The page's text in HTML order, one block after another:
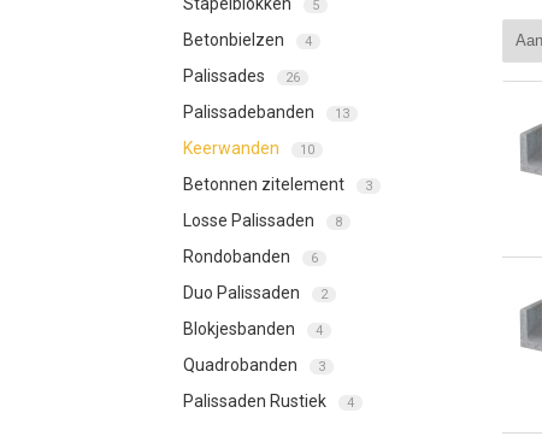
5
Betonbielzen 4
Palissades 26
Palissadebanden 13
Keerwanden 10
Betonnen zitelement 3
Losse Palissaden 8
Rondobanden 6
Duo Palissaden 2
Blokjesbanden 4
Quadrobanden 3
Palissaden Rustiek 4